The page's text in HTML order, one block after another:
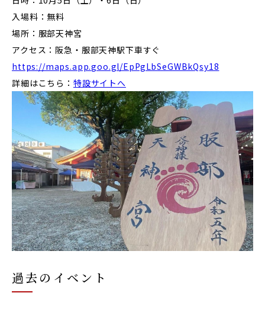
入場料：無料
場所：服部天神宮
アクセス：阪急・服部天神駅下車すぐ
https://maps.app.goo.gl/EpPgLbSeGWBkQsy18
詳細はこちら： 特設サイトへ
過去のイベント